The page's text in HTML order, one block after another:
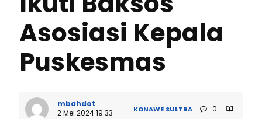
Asosiasi Kepala
Puskesmas
mbahdot
2 Mei 2024 19:33
KONAWE SULTRA 0